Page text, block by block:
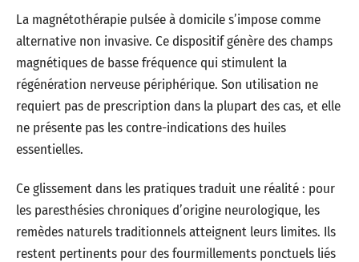
La magnétothérapie pulsée à domicile s’impose comme
alternative non invasive. Ce dispositif génère des champs
magnétiques de basse fréquence qui stimulent la
régénération nerveuse périphérique. Son utilisation ne
requiert pas de prescription dans la plupart des cas, et elle
ne présente pas les contre-indications des huiles
essentielles.
Ce glissement dans les pratiques traduit une réalité : pour
les paresthésies chroniques d’origine neurologique, les
remèdes naturels traditionnels atteignent leurs limites. Ils
restent pertinents pour des fourmillements ponctuels liés